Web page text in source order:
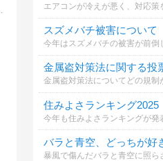
スズメバチ被害について
金属盗対策法に関する投
金属盗対策法についてどの規制
住みよさランキング2025
バラと青空、どっちが好